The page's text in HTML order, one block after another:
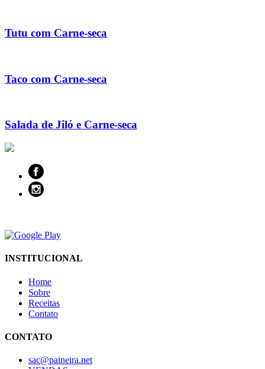
Tutu com Carne-seca
Taco com Carne-seca
Salada de Jiló e Carne-seca
INSTITUCIONAL
Home
Sobre
Receitas
Contato
CONTATO
sac@paineira.net